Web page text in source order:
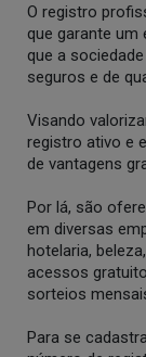
O registro
que garante um
que a
seguros e de
Visando
registro ativo e
de vantagens
Por lá, são
em diversas
hotelaria,
acessos
sorteios
Para se